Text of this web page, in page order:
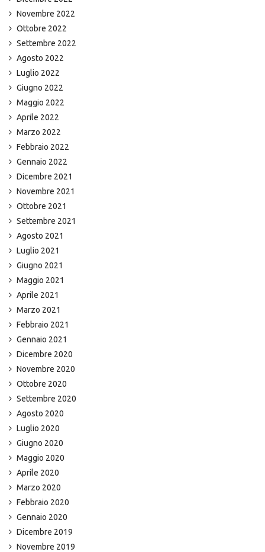
Novembre 2022
Ottobre 2022
Settembre 2022
Agosto 2022
Luglio 2022
Giugno 2022
Maggio 2022
Aprile 2022
Marzo 2022
Febbraio 2022
Gennaio 2022
Dicembre 2021
Novembre 2021
Ottobre 2021
Settembre 2021
Agosto 2021
Luglio 2021
Giugno 2021
Maggio 2021
Aprile 2021
Marzo 2021
Febbraio 2021
Gennaio 2021
Dicembre 2020
Novembre 2020
Ottobre 2020
Settembre 2020
Agosto 2020
Luglio 2020
Giugno 2020
Maggio 2020
Aprile 2020
Marzo 2020
Febbraio 2020
Gennaio 2020
Dicembre 2019
Novembre 2019